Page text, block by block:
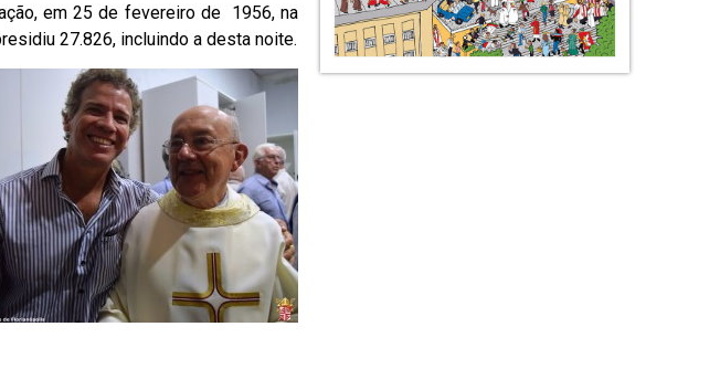
em 25 de fevereiro de 1956, na
27.826, incluindo a desta noite.